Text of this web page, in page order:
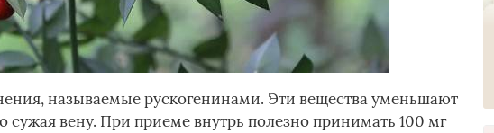
называемые рускогенинами. Эти вещества уменьшают
сужая вену. При приеме внутрь полезно принимать 100 мг